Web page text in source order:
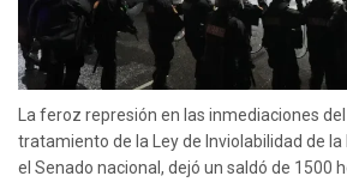
La feroz represión en las inmediaciones
tratamiento de la Ley de Inviolabilidad de
el Senado nacional, dejó un saldó de 1500